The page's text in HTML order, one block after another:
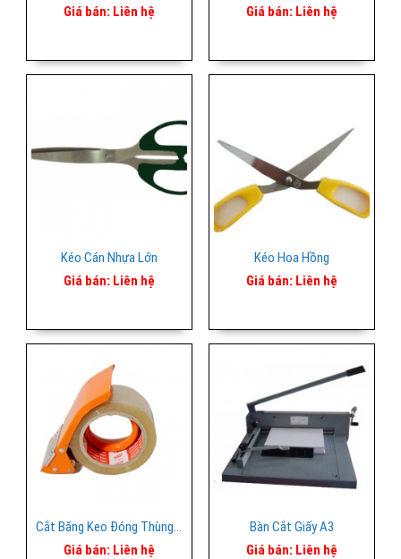
Giá bán: Liên hệ
Giá bán: Liên hệ
Kéo Cán Nhựa Lớn
Giá bán: Liên hệ
Kéo Hoa Hồng
Giá bán: Liên hệ
Cắt Băng Keo Đóng Thùng 5p
Giá bán: Liên hệ
Bàn Cắt Giấy A3
Giá bán: Liên hệ